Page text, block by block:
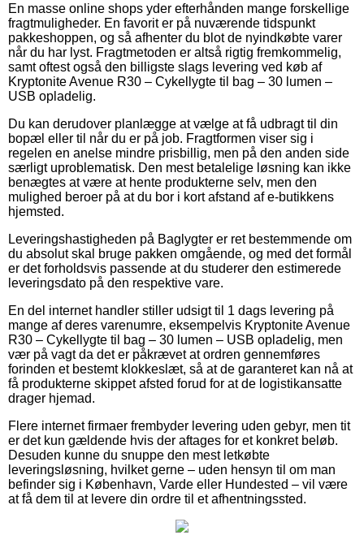
En masse online shops yder efterhånden mange forskellige
fragtmuligheder. En favorit er på nuværende tidspunkt
pakkeshoppen, og så afhenter du blot de nyindkøbte varer
når du har lyst. Fragtmetoden er altså rigtig fremkommelig,
samt oftest også den billigste slags levering ved køb af
Kryptonite Avenue R30 – Cykellygte til bag – 30 lumen –
USB opladelig.
Du kan derudover planlægge at vælge at få udbragt til din
bopæl eller til når du er på job. Fragtformen viser sig i
regelen en anelse mindre prisbillig, men på den anden side
særligt uproblematisk. Den mest betalelige løsning kan ikke
benægtes at være at hente produkterne selv, men den
mulighed beroer på at du bor i kort afstand af e-butikkens
hjemsted.
Leveringshastigheden på Baglygter er ret bestemmende om
du absolut skal bruge pakken omgående, og med det formål
er det forholdsvis passende at du studerer den estimerede
leveringsdato på den respektive vare.
En del internet handler stiller udsigt til 1 dags levering på
mange af deres varenumre, eksempelvis Kryptonite Avenue
R30 – Cykellygte til bag – 30 lumen – USB opladelig, men
vær på vagt da det er påkrævet at ordren gennemføres
forinden et bestemt klokkeslæt, så at de garanteret kan nå at
få produkterne skippet afsted forud for at de logistikansatte
drager hjemad.
Flere internet firmaer frembyder levering uden gebyr, men tit
er det kun gældende hvis der aftages for et konkret beløb.
Desuden kunne du snuppe den mest letkøbte
leveringsløsning, hvilket gerne – uden hensyn til om man
befinder sig i København, Varde eller Hundested – vil være
at få dem til at levere din ordre til et afhentningssted.